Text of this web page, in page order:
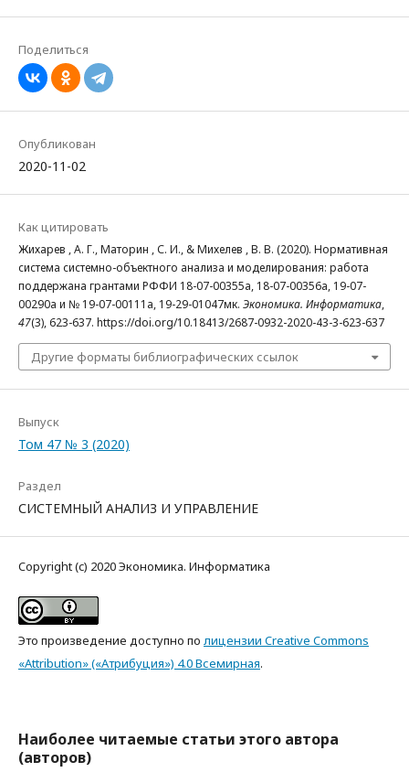
Поделиться
Опубликован
2020-11-02
Как цитировать
Жихарев , А. Г., Маторин , С. И., & Михелев , В. В. (2020). Нормативная
система системно-объектного анализа и моделирования: работа
поддержана грантами РФФИ 18-07-00355а, 18-07-00356а, 19-07-
00290а и № 19-07-00111а, 19-29-01047мк. Экономика. Информатика,
47(3), 623-637. https://doi.org/10.18413/2687-0932-2020-43-3-623-637
Другие форматы библиографических ссылок
Выпуск
Том 47 № 3 (2020)
Раздел
СИСТЕМНЫЙ АНАЛИЗ И УПРАВЛЕНИЕ
Copyright (c) 2020 Экономика. Информатика
Это произведение доступно по лицензии Creative Commons
«Attribution» («Атрибуция») 4.0 Всемирная.
Наиболее читаемые статьи этого автора
(авторов)